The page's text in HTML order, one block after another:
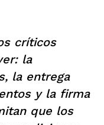
críticos
la
la entrega
y la firma
que los